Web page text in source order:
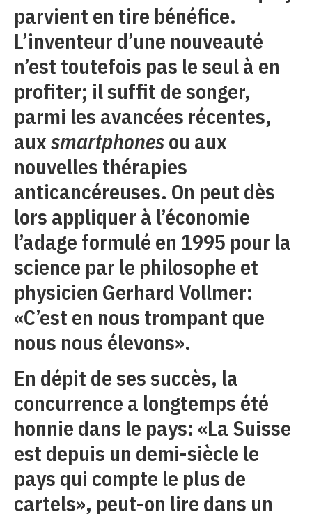
parvient en tire bénéfice.
L’inventeur d’une nouveauté
n’est toutefois pas le seul à en
profiter; il suffit de songer,
parmi les avancées récentes,
auxsmartphonesou aux
nouvelles thérapies
anticancéreuses. On peut dès
lors appliquer à l’économie
l’adage formulé en 1995 pour la
science par le philosophe et
physicien Gerhard Vollmer:
«C’est en nous trompant que
nous nous élevons».
En dépit de ses succès, la
concurrence a longtemps été
honnie dans le pays: «La Suisse
est depuis un demi-siècle le
pays qui compte le plus de
cartels», peut-on lire dans un